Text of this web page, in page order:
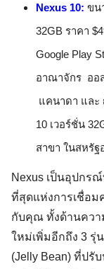
Nexus 10: ขน
32GB ราคา
Google Play
อาณาจักร  ออ
แคนาดา และ
10 เวอร์ชั่น
สาขา ในสหรัฐ
Nexus เป็นอุปกร
ที่สุดแห่งการเชื่อม
กับคุณ ทั้งด้านคว
ใหม่เพิ่มอีกถึง 3 รุ่
(Jelly Bean) ที่ปรั